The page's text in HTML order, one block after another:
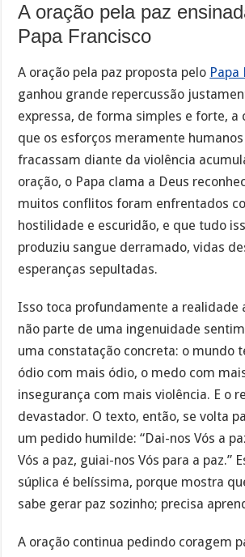
A oração pela paz
Papa Francisco
A oração pela paz proposta pelo Papa
ganhou grande repercussão
expressa, de forma simples e forte, a
que os esforços meramente
fracassam diante da violência
oração, o Papa clama a Deus
muitos conflitos foram enfrentados
hostilidade e escuridão, e que tudo
produziu sangue derramado, vidas
esperanças sepultadas.
Isso toca profundamente a realidade
não parte de uma ingenuidade
uma constatação concreta: o mundo
ódio com mais ódio, o medo com
insegurança com mais violência. E o
devastador. O texto, então, se volta
um pedido humilde: “Dai-nos Vós a
Vós a paz, guiai-nos Vós para a paz.”
súplica é belíssima, porque mostra
sabe gerar paz sozinho; precisa
A oração continua pedindo coragem